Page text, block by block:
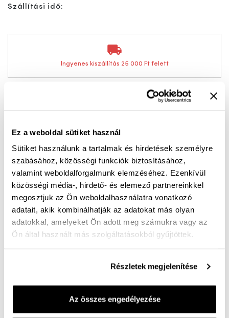
Ez a weboldal sütiket használ
Sütiket használunk a tartalmak és hirdetések személyre
szabásához, közösségi funkciók biztosításához,
valamint weboldalforgalmunk elemzéséhez. Ezenkívül
közösségi média-, hirdető- és elemező partnereinkkel
megosztjuk az Ön weboldalhasználatra vonatkozó
adatait, akik kombinálhatják az adatokat más olyan
adatokkal, amelyeket Ön adott meg számukra vagy az
Ön által használt más szolgáltatásokból gyűjtöttek.
Részletek megjelenítése
Az összes engedélyezése
Szállítási idő:
Ingyenes kiszállítás 25 000 Ft felett
Sportos női bőr szandál állítható pántokkal –
tökéletes választás a mindennapokra, ha a kényelem
és a stílus egyaránt fontos számodra. A praktikus,
több ponton állítható pántoknak köszönhetően
könnyedén a lábadhoz igazíthatod, így ideális
megoldás különböző lábformákhoz, akár kényelmi
bőségben is.
hanem légáteresztő is, így a melegebb napokon is
gondoskodik a komfortos lépésekről, ráadásul